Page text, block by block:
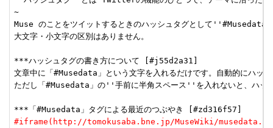
~
Muse のことをツイットするときのハッシュタグとして
大文字・小文字の区別はありません。
***ハッシュタグの書き方について [#j55d2a31]
文章中に「#Musedata」という文字を入れるだけです。自動的にハッ
ただし「#Musedata」の''手前に半角スペース''を入れないと、ハッ
#iframe(http://tomokusaba.bne.jp/MuseWiki/